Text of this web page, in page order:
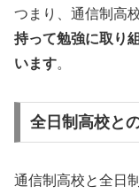
つまり、通信制高
持って勉強に取り
います。
全日制高校と
通信制高校と全日